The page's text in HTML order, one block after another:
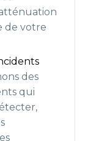
de votre
des
qui